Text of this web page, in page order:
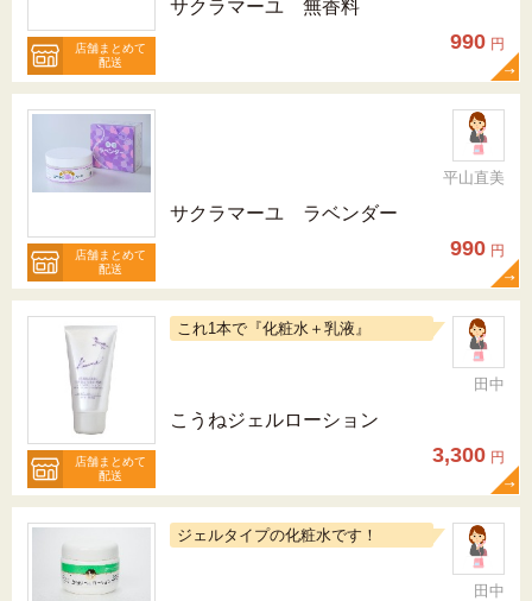
店舗まとめて
配送
サクラマーユ 無香料
990 円
店舗まとめて
配送
平山直美
サクラマーユ ラベンダー
990 円
店舗まとめて
配送
これ1本で『化粧水＋乳液』
田中
こうねジェルローション
3,300 円
ジェルタイプの化粧水です！
田中